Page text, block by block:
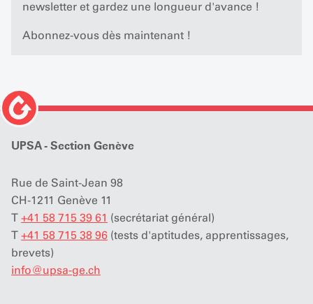
newsletter et gardez une longueur d'avance !
Abonnez-vous dès maintenant !
UPSA - Section Genève
Rue de Saint-Jean 98
CH-1211 Genève 11
T +41 58 715 39 61 (secrétariat général)
T +41 58 715 38 96 (tests d'aptitudes, apprentissages,
brevets)
info@upsa-ge.ch